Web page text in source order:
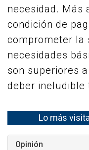
necesidad. Más
condición de
comprometer la
necesidades
son superiores
deber ineludible
Lo más
Opinión